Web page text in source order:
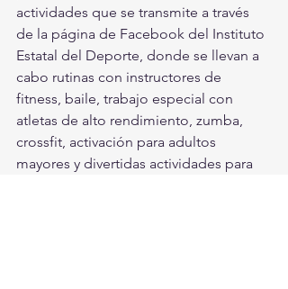
actividades que se transmite a través
de la página de Facebook del Instituto
Estatal del Deporte, donde se llevan a
cabo rutinas con instructores de
fitness, baile, trabajo especial con
atletas de alto rendimiento, zumba,
crossfit, activación para adultos
mayores y divertidas actividades para